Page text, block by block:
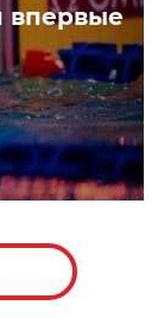
впервые